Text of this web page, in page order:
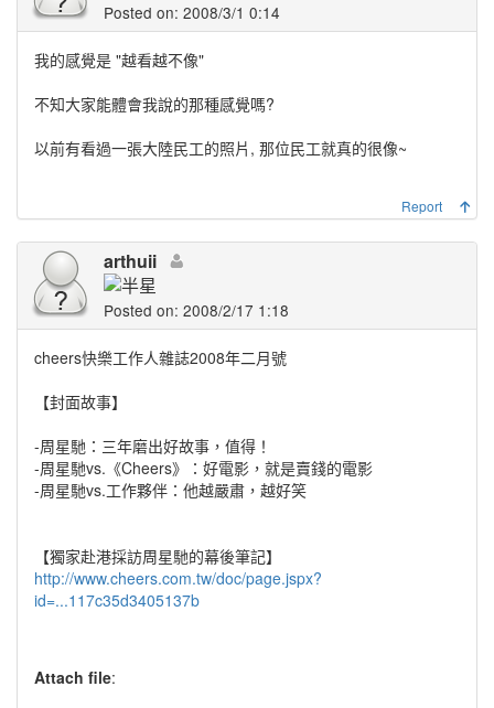
Posted on: 2008/3/1 0:14
我的感覺是 "越看越不像"
不知大家能體會我說的那種感覺嗎?
以前有看過一張大陸民工的照片, 那位民工就真的很像~
Report
arthuii
Posted on: 2008/2/17 1:18
cheers快樂工作人雜誌2008年二月號
【封面故事】
-周星馳：三年磨出好故事，值得！
-周星馳vs.《Cheers》：好電影，就是賣錢的電影
-周星馳vs.工作夥伴：他越嚴肅，越好笑
【獨家赴港採訪周星馳的幕後筆記】
http://www.cheers.com.tw/doc/page.jspx?
id=...117c35d3405137b
Attach file: